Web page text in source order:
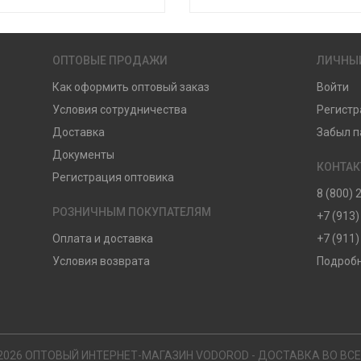
ОПТОВЫЕ ПРОДАЖИ
Как оформить оптовый заказ
Условия сотрудничества
Доставка
Документы
Регистрация оптовика
РОЗНИЧНЫМ ПОКУПАТЕЛЯМ
Оплата и доставка
Условия возврата
Войти
Забыл
8 (800)
+7
+7
ОПТОВЫЙ ИНТЕРНЕТ-МАГАЗИН VODOROD - ДОСТАВКА ВО